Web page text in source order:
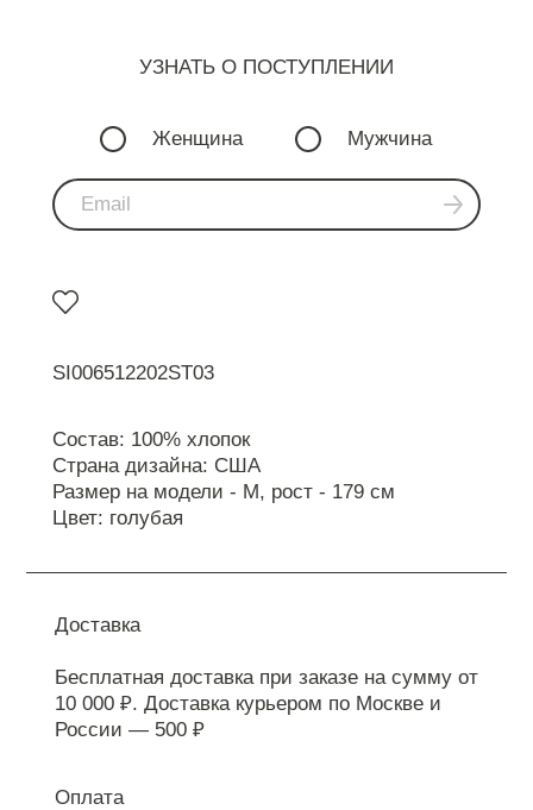
УЗНАТЬ О ПОСТУПЛЕНИИ
Женщина Мужчина
SI006512202ST03
Состав: 100% хлопок
Страна дизайна: США
Размер на модели - M, рост - 179 см
Цвет: голубая
Доставка
Бесплатная доставка при заказе на сумму от
10 000 ₽. Доставка курьером по Москве и
России — 500 ₽
Оплата